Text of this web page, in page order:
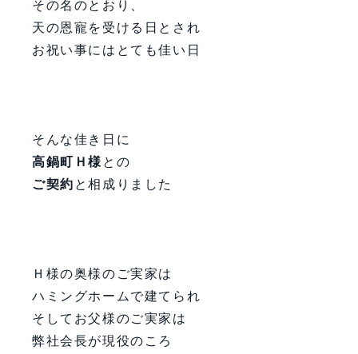
その名のとおり、
天の恩寵を受ける日とされ
お祝い事にはとても佳い日
そんな佳き日に
高鍋町Ｈ様 との
ご契約 と相成りました
Ｈ様の奥様のご実家は
ハミングホームで建てられ
そしてお父様のご実家は
弊社会長が現役のころ